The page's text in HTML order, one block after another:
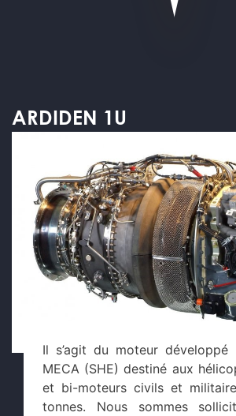
ARDIDEN 1U
Il s’agit du moteur développé
MECA (SHE) destiné aux
et bi-moteurs civils et
tonnes. Nous sommes